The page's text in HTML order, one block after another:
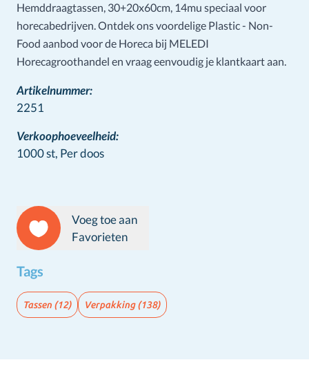
Hemddraagtassen, 30+20x60cm, 14mu speciaal voor
horecabedrijven. Ontdek ons voordelige Plastic - Non-
Food aanbod voor de Horeca bij MELEDI
Horecagroothandel en vraag eenvoudig je klantkaart aan.
Artikelnummer:
2251
Verkoophoeveelheid:
1000 st, Per doos
Voeg toe aan
Favorieten
Tags
Tassen (12) Verpakking(138)